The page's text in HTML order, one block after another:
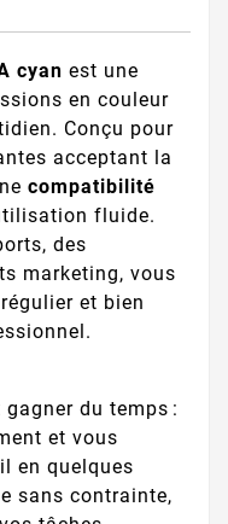
cyan est une
en couleur
Conçu pour
acceptant la
compatibilité
fluide.
des
marketing, vous
et bien
du temps :
et vous
en quelques
sans contrainte,